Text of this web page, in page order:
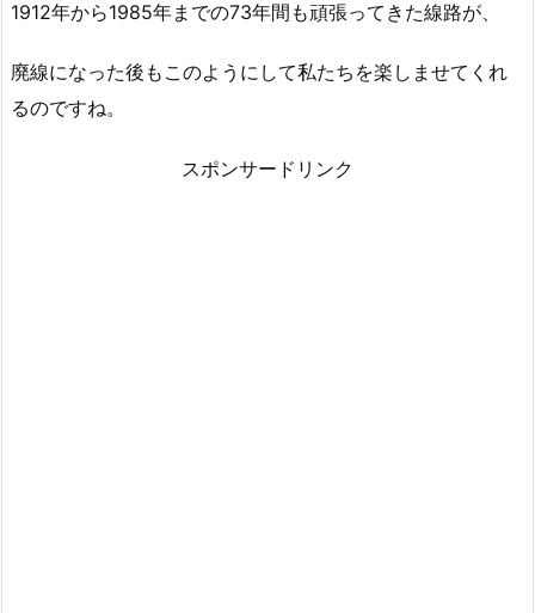
1912年から1985年までの73年間も頑張ってきた線路が、
廃線になった後もこのようにして私たちを楽しませてくれ
るのですね。
スポンサードリンク